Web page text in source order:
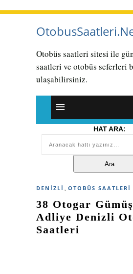
Otobüs saatleri sitesi ile
saatleri ve otobüs seferleri
ulaşabilirsiniz.
HAT ARA:
DENIZLI OTOBÜS SAATLERI
38 Otogar
Adliye Denizli
Saatleri